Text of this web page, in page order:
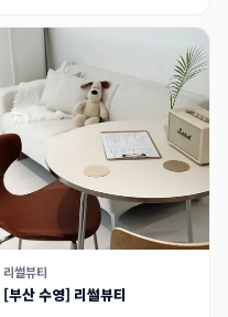
리썰뷰티
[부산 수영] 리썰뷰티